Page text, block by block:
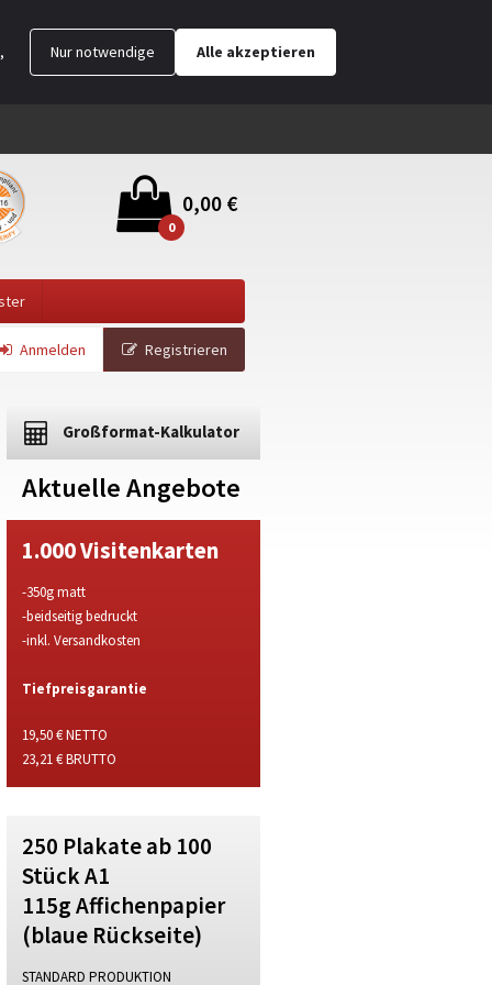
Nur notwendige Alle akzeptieren
0,00 €
0
Anmelden Registrieren
Großformat-Kalkulator
Aktuelle Angebote
1.000 Visitenkarten
-350g matt
-beidseitig bedruckt
-inkl. Versandkosten
Tiefpreisgarantie
19,50 € NETTO
23,21 € BRUTTO
250 Plakate ab 100
Stück A1
115g Affichenpapier
(blaue Rückseite)
STANDARD PRODUKTION